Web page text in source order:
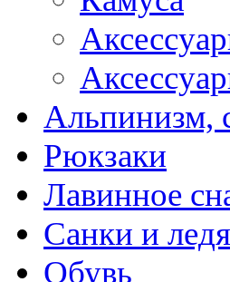
Альпинизм,
Рюкзаки
Лавинное
Санки и
Обувь